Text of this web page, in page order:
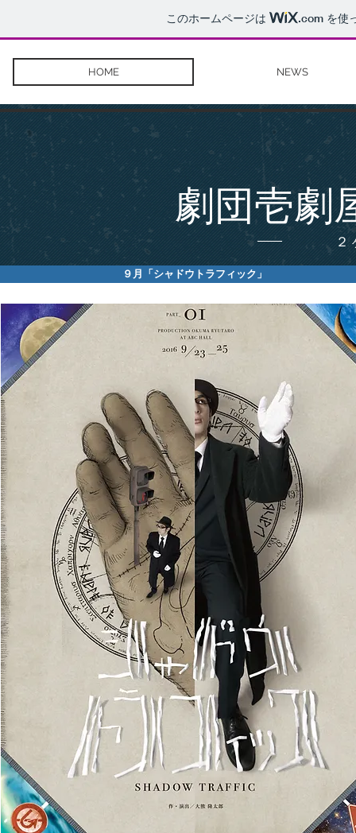
このホームページは .comを使
HOME NEWS
劇団壱劇
２
９月「シャドウトラフィック」